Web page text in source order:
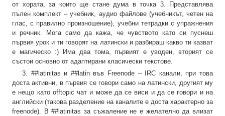
от хората, за които ще стане дума в точка 3. Представлява
пълен комплект – учебник, аудио файлове (учебникът, четен на
глас, с правилно произношение), учебни тетрадки с упражнения
и речник. Мога само да кажа, че чувството като си пуснеш
първия урок и ти говорят на латински и разбираш какво ти казват
е магическо :) Има два тома, първият е уводен, вторият се
състои основно от адаптирани класически текстове.
3. ##latinitas и ##latin във Freenode – IRC канали, при това
доста активни, в първия се говори само на латински, другият му
е нещо като offtopic чат и може да се виси и да се говори и на
английски (такова разделение на каналите е доста характерно за
freenode). В ##latinitas за съжаление не е желателно да влизат